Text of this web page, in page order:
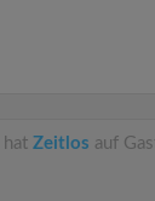
hat Zeitlos auf